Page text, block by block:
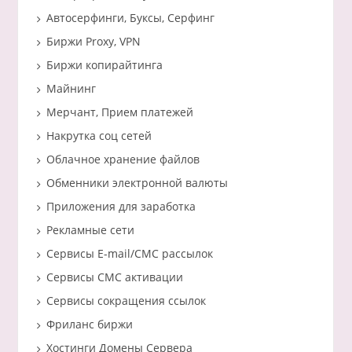
Автосерфинги, Буксы, Серфинг
Биржи Proxy, VPN
Биржи копирайтинга
Майнинг
Мерчант, Прием платежей
Накрутка соц сетей
Облачное хранение файлов
Обменники электронной валюты
Приложения для заработка
Рекламные сети
Сервисы E-mail/СМС рассылок
Сервисы СМС активации
Сервисы сокращения ссылок
Фриланс биржи
Хостинги Домены Сервера